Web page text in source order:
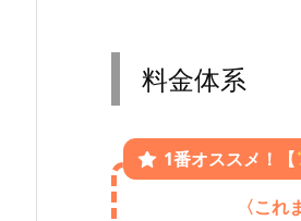
料金体系
1番オススメ！【
〈こ